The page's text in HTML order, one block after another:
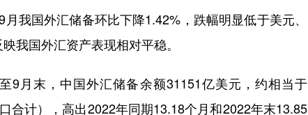
国外汇储备环比下降1.42%，跌幅明显低于美元、
我国外汇资产表现相对平稳。
月末，中国外汇储备余额31151亿美元，约相当于
合计），高出2022年同期13.18个月和2022年末13.85